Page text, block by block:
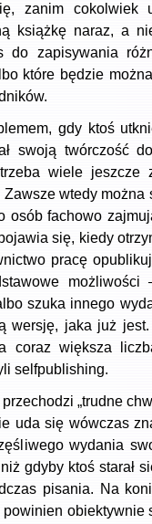
zanim cokolwiek
książkę naraz, a
do zapisywania
które będzie
gdy ktoś
swoją twórczość
wiele jeszcze
wtedy
osób fachowo
się, kiedy
pracę
możliwości
szuka innego
wersję, jaka już
coraz większa
selfpublishing.
„trudne
uda się wówczas
wydania
gdyby ktoś starał
pisania. Na
obiektywnie